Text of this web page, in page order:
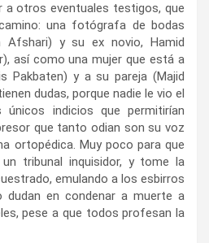
a otros eventuales testigos, que
una fotógrafa de bodas
Afshari) y su ex novio, Hamid
así como una mujer que está a
Pakbaten) y a su pareja (Majid
dudas, porque nadie le vio el
indicios que permitirían
que tanto odian son su voz
ortopédica. Muy poco para que
tribunal inquisidor, y tome la
emulando a los esbirros
dudan en condenar a muerte a
pese a que todos profesan la